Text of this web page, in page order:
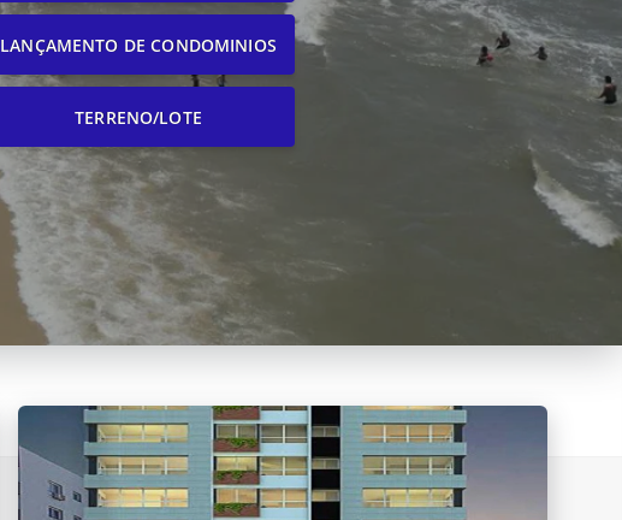
LANÇAMENTO DE CONDOMINIOS
TERRENO/LOTE